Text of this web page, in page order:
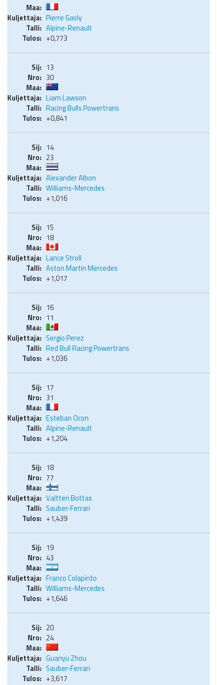
Pierre Gasly
Alpine-Renault
+0,773
13
30
Liam Lawson
Racing Bulls Powertrans
+0,841
14
23
Alexander Albon
Williams-Mercedes
+1,016
15
18
Lance Stroll
Aston Martin Mercedes
+1,017
16
11
Sergio Perez
Red Bull Racing Powertrans
+1,036
17
31
Esteban Ocon
Alpine-Renault
+1,204
18
77
Valtteri Bottas
Sauber-Ferrari
+1,439
19
43
Franco Colapinto
Williams-Mercedes
+1,646
20
24
Guanyu Zhou
Sauber-Ferrari
+3,617